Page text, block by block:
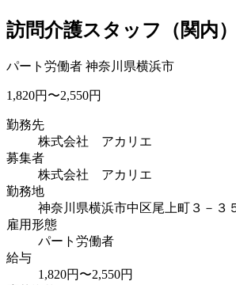
訪問介護スタッフ（関内
パート労働者 神奈川県横浜市
1,820円〜2,550円
勤務先
株式会社 アカリエ
募集者
株式会社 アカリエ
勤務地
神奈川県横浜市中区尾上町３－
雇用形態
パート労働者
給与
1,820円〜2,550円